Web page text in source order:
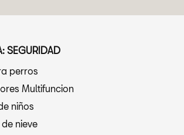
SEGURIDAD
perros
Multifuncion
niños
nieve